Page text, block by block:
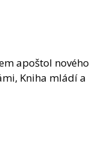
apoštol nového
Kniha mládí a